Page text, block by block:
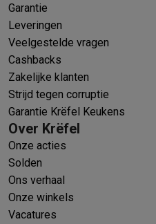
Garantie
Leveringen
Veelgestelde vragen
Cashbacks
Zakelijke klanten
Strijd tegen corruptie
Garantie Krëfel Keukens
Over Krëfel
Onze acties
Solden
Ons verhaal
Onze winkels
Vacatures